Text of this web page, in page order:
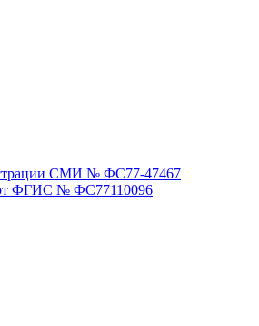
СМИ № ФС77-47467
ФГИС № ФС77110096